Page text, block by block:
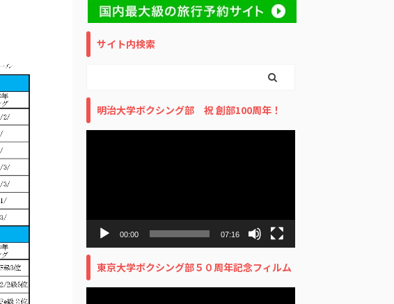
サイト内検索
明治大学ボクシング部 祝 創部100周年！
00:00 07:16
東京大学ボクシング部５０周年記念フィルム